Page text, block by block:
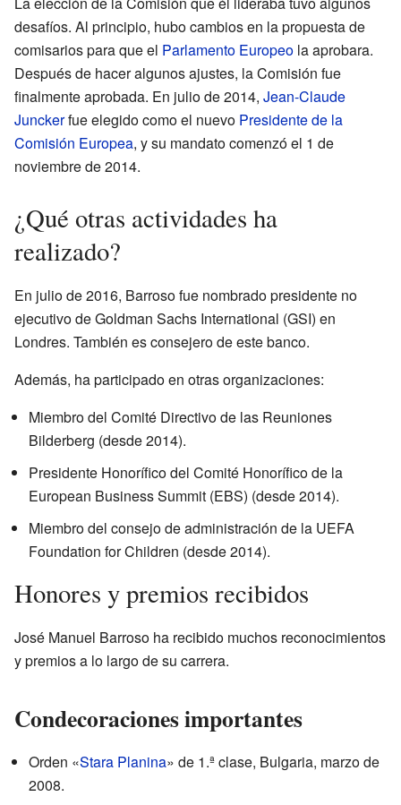
desafíos. Al principio, hubo cambios en la propuesta de
comisarios para que el Parlamento Europeo la aprobara.
Después de hacer algunos ajustes, la Comisión fue
finalmente aprobada. En julio de 2014, Jean-Claude
Junckerfue elegido como el nuevo Presidente de la
Comisión Europea, y su mandato comenzó el 1 de
noviembre de 2014.
¿Qué otras actividades ha
realizado?
En julio de 2016, Barroso fue nombrado presidente no
ejecutivo de Goldman Sachs International (GSI) en
Londres. También es consejero de este banco.
Además, ha participado en otras organizaciones:
Miembro del Comité Directivo de las Reuniones
Bilderberg (desde 2014).
Presidente Honorífico del Comité Honorífico de la
European Business Summit (EBS) (desde 2014).
Miembro del consejo de administración de la UEFA
Foundation for Children (desde 2014).
Honores y premios recibidos
José Manuel Barroso ha recibido muchos reconocimientos
y premios a lo largo de su carrera.
Condecoraciones importantes
Orden «Stara Planina» de 1.ª clase, Bulgaria, marzo de
2008.